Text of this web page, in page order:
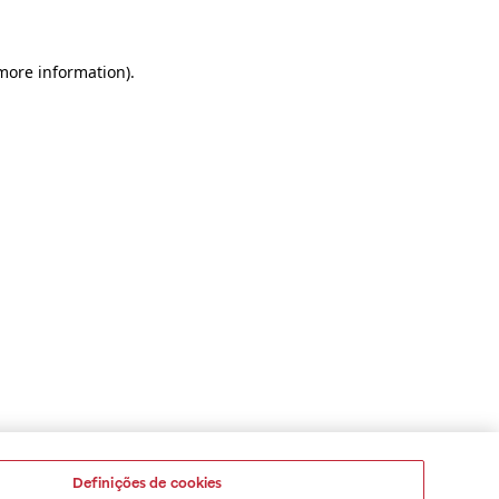
information).
Definições de cookies